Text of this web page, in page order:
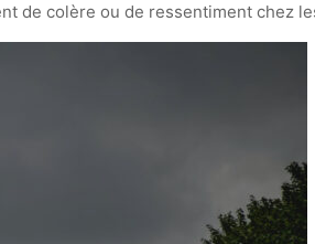
de colère ou de ressentiment chez